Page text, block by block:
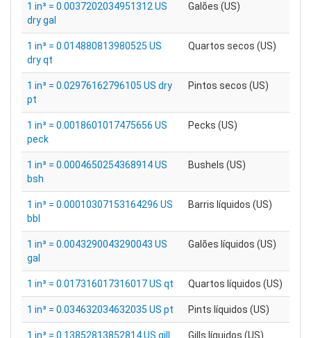
1 in³ = 0.0037202034951312 US
dry gal
Galões (US)
1 in³ = 0.014880813980525 US
dry qt
Quartos secos (US)
1 in³ = 0.02976162796105 US dry
pt
Pintos secos (US)
1 in³ = 0.0018601017475656 US
peck
Pecks (US)
1 in³ = 0.0004650254368914 US
bsh
Bushels (US)
1 in³ = 0.00010307153164296 US
bbl
Barris líquidos (US)
1 in³ = 0.0043290043290043 US
gal
Galões líquidos (US)
1 in³ = 0.017316017316017 US qt Quartos líquidos (US)
1 in³ = 0.034632034632035 US pt Pints líquidos (US)
1 in³ = 0.13852813852814 US gill Gills líquidos (US)